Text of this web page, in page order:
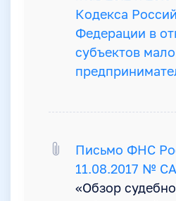
Кодекса
Федерации в
субъектов
Письмо ФНС
11.08.2017 №
«Обзор